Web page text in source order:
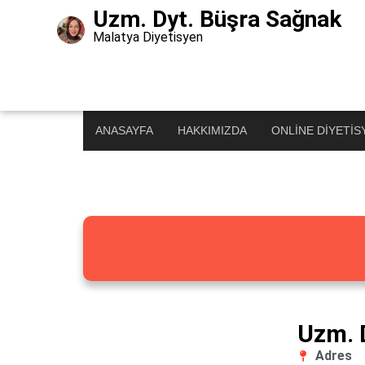
Diyetisyenimi Bul
ANASAYFA HAKKIMIZDA ONLINE
Uzm. Dyt. Büşra Sağnak
Malatya Diyetisyen
Uzm.
Adres